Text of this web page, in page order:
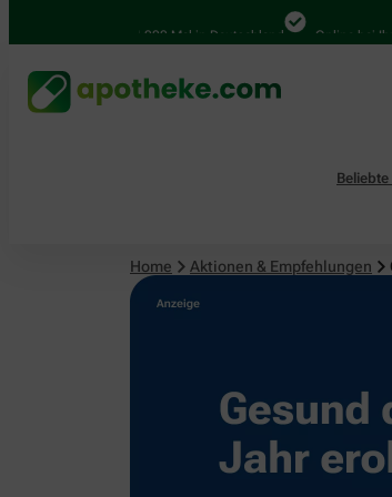
4.000 Mal in Deutschland Online bei Ihrer
Home Aktionen & Empfehlungen